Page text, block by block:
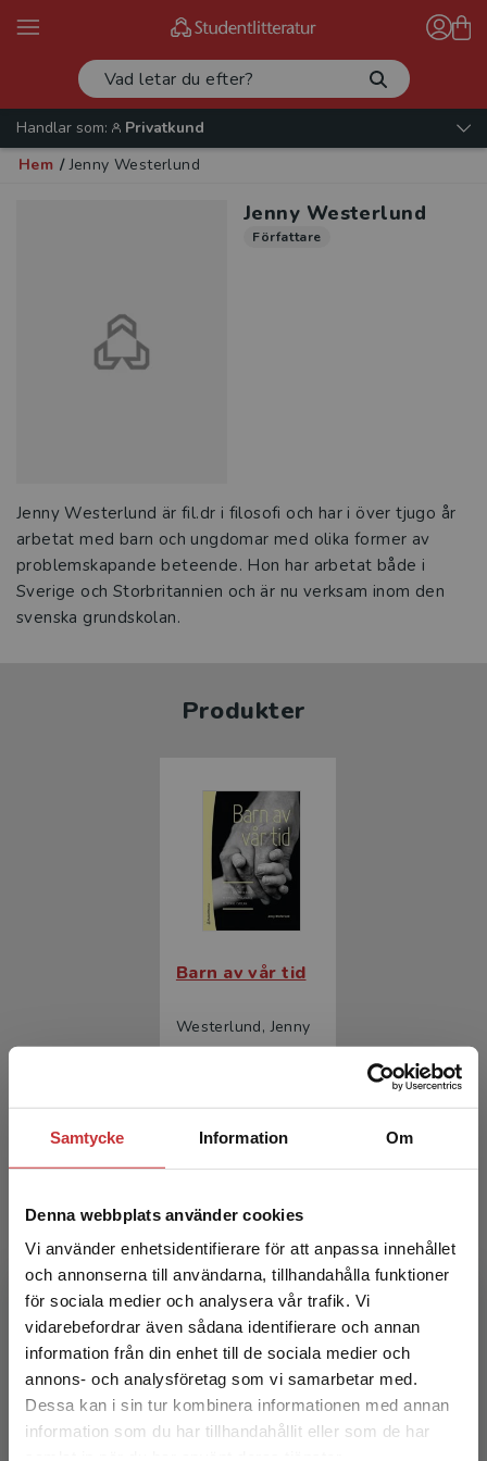
Samtycke Information Om
Denna webbplats använder cookies
Vi använder enhetsidentifierare för att anpassa innehållet
och annonserna till användarna, tillhandahålla funktioner
för sociala medier och analysera vår trafik. Vi
vidarebefordrar även sådana identifierare och annan
information från din enhet till de sociala medier och
annons- och analysföretag som vi samarbetar med.
Dessa kan i sin tur kombinera informationen med annan
information som du har tillhandahållit eller som de har
Begränsad fraktregion
Det verkar som att du besöker
Handlar som:
Privatkund
Hem / Jenny Westerlund
Jenny Westerlund
Författare
Jenny Westerlund är fil.dr i filosofi och har i över tjugo år
arbetat med barn och ungdomar med olika former av
problemskapande beteende. Hon har arbetat både i
Sverige och Storbritannien och är nu verksam inom den
svenska grundskolan.
Produkter
Barn av vår tid
Westerlund, Jenny
Barn av vår tid
Westerlund, Jenny
196 krinkl. moms
Exkl. moms: 185 kr